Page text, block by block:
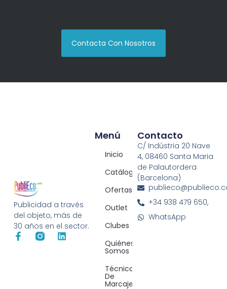
Contacta Con Nosotros
Publicidad a través
del objeto, más de
30 años en el sector.
Menú
Inicio
Catálogos
Ofertas
Outlet
Clubes
Quiénes
Somos
Técnicas
De
Marcaje
Contacto
C/ Indústria 20 Nave
4, 08460 Santa Maria
de Palautordera
(Barcelona)
+34 938 479 650,
WhatsApp